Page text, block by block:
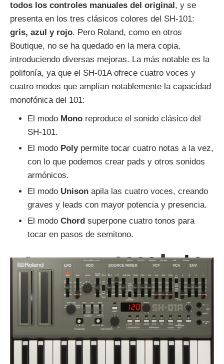
todos los controles manuales del original , y se
presenta en los tres clásicos colores del SH-101:
gris, azul y rojo. Pero Roland, como en otros
Boutique, no se ha quedado en la mera copia,
introduciendo diversas mejoras. La más notable es la
polifonía, ya que el SH-01A ofrece cuatro voces y
cuatro modos que amplían notablemente la capacidad
monofónica del 101:
El modo Mono reproduce el sonido clásico del
SH-101.
El modo Polypermite tocar cuatro notas a la vez,
con lo que podemos crear pads y otros sonidos
armónicos.
El modo Unison apila las cuatro voces, creando
graves y leads con mayor potencia y presencia.
El modo Chord superpone cuatro tonos para
tocar en pasos de semitono.